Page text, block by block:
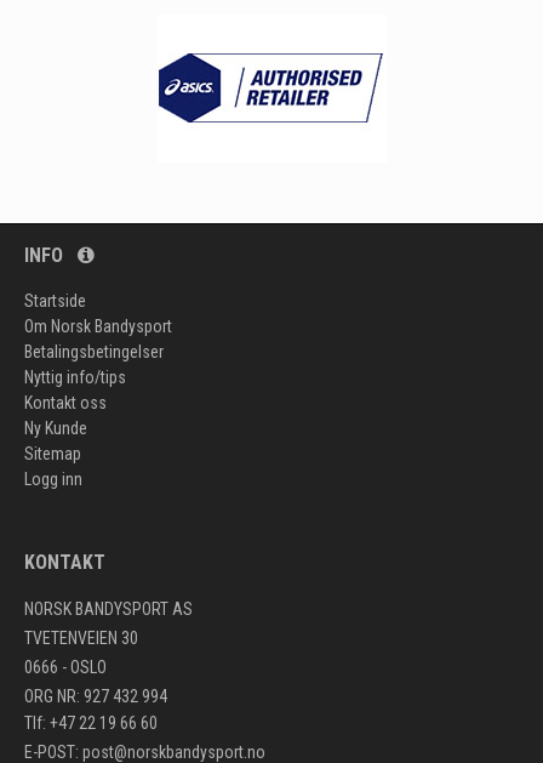
INFO
Startside
Om Norsk Bandysport
Betalingsbetingelser
Nyttig info/tips
Kontakt oss
Ny Kunde
Sitemap
Logg inn
KONTAKT
NORSK BANDYSPORT AS
TVETENVEIEN 30
0666 - OSLO
ORG NR: 927 432 994
Tlf: +47 22 19 66 60
E-POST: post@norskbandysport.no